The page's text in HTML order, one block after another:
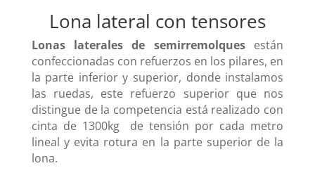
Lona lateral con tensores
Lonas laterales de semirremolquesestán
confeccionadas con refuerzos en los pilares, en
la parte inferior y superior, donde instalamos
las ruedas, este refuerzo superior que nos
distingue de la competencia está realizado con
cinta de 1300kg de tensión por cada metro
lineal y evita rotura en la parte superior de la
lona.